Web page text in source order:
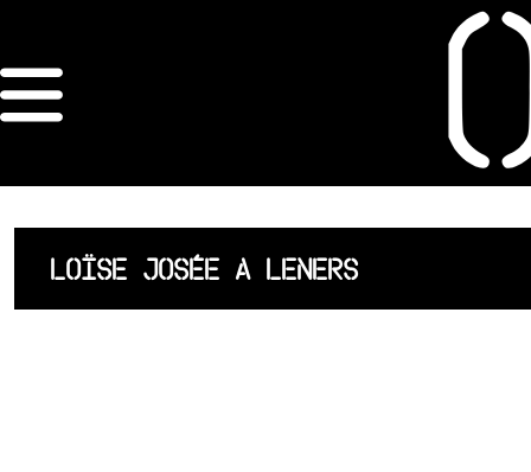
ORDRE DES
ARCHITECTES
ACCUEIL
LISTE DES
LOÏSE JOSÉE A LENERS